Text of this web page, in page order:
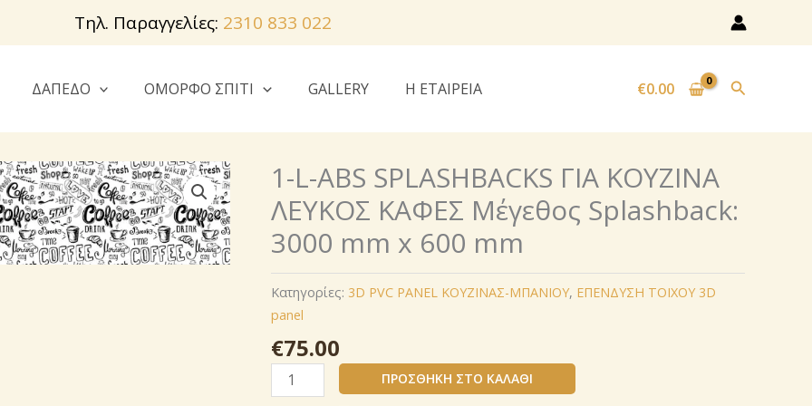
Τηλ. Παραγγελίες: 2310 833 022
ΔΑΠΕΔΟ ΟΜΟΡΦΟ ΣΠΙΤΙ GALLERY Η ΕΤΑΙΡΕΙΑ €0.00
1-L-ABS SPLASHBACKS ΓΙΑ ΚΟΥΖΙΝΑ
ΛΕΥΚΟΣ ΚΑΦΕΣ Μέγεθος Splashback:
3000 mm х 600 mm
Κατηγορίες: 3D PVC PANEL ΚΟΥΖΙΝΑΣ-ΜΠΑΝΙΟΥ, ΕΠΕΝΔΥΣΗ ΤΟΙΧΟΥ 3D
panel
€75.00
L-
ΠΡΟΣΘΉΚΗ ΣΤΟ ΚΑΛΆΘΙ